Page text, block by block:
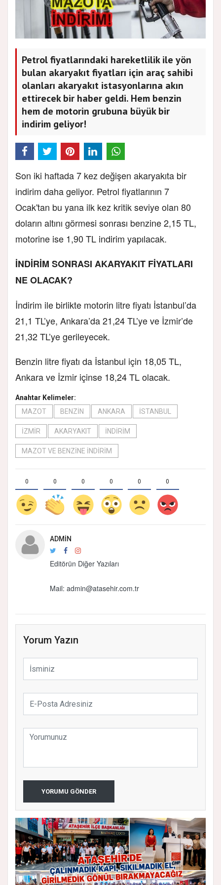
Petrol fiyatlarındaki hareketlilik ile yön
bulan akaryakıt fiyatları için araç sahibi
olanları akaryakıt istasyonlarına akın
ettirecek bir haber geldi. Hem benzin
hem de motorin grubuna büyük bir
indirim geliyor!
Son iki haftada 7 kez değişen akaryakıta bir
indirim daha geliyor. Petrol fiyatlarının 7
Ocak'tan bu yana ilk kez kritik seviye olan 80
doların altını görmesi sonrası benzine 2,15 TL,
motorine ise 1,90 TL indirim yapılacak.
İNDİRİM SONRASI AKARYAKIT FİYATLARI
NE OLACAK?
İndirim ile birlikte motorin litre fiyatı İstanbul’da
21,1 TL’ye, Ankara’da 21,24 TL’ye ve İzmir’de
21,32 TL’ye gerileyecek.
Benzin litre fiyatı da İstanbul için 18,05 TL,
Ankara ve İzmir içinse 18,24 TL olacak.
Anahtar Kelimeler:
MAZOT
BENZİN ANKARA İSTANBUL
İZMİR AKARYAKIT İNDİRİM
MAZOT VE BENZİNE İNDİRİM
0 0 0 0 0 0
ADMIN
Editörün Diğer Yazıları
Mail: admin@atasehir.com.tr
Yorum Yazın
YORUMU GÖNDER